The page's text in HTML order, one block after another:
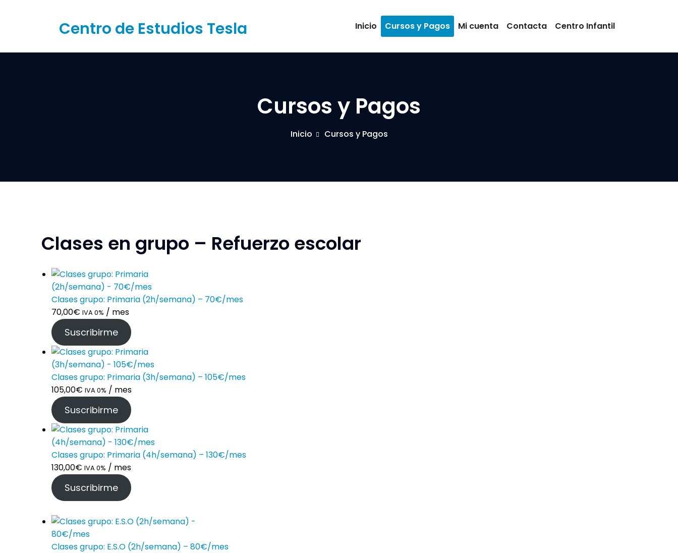
Centro de Estudios Tesla Inicio Cursos y Pagos Mi cuenta Contacta Centro Infantil
Cursos y Pagos
Inicio Cursos y Pagos
Clases en grupo – Refuerzo escolar
Clases grupo: Primaria (2h/semana) – 70€/mes
70,00€ IVA 0% / mes
Suscribirme
Clases grupo: Primaria (3h/semana) – 105€/mes
105,00€ IVA 0% / mes
Suscribirme
Clases grupo: Primaria (4h/semana) – 130€/mes
130,00€ IVA 0% / mes
Suscribirme
Clases grupo: E.S.O (2h/semana) – 80€/mes